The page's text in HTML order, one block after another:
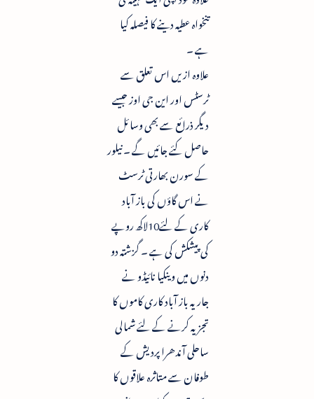
تنخواہ عطیہ دینے کا فیصلہ کیا
ہے ۔
علاوہ ازیں اس تعلق سے
ٹرسٹس اور این جی اوز جیسے
دیگر ذرائع سے بھی وسائل
حاصل کئے جائیں گے ۔ نیلور
کے سورن بھارتی ٹرسٹ
نے اس گاؤں کی باز آباد
کاری کے لئے10لاکھ روپے
کی پیشکش کی ہے ۔ گزشتہ دو
دنوں میں وینکیا نائیڈو نے
جاریہ باز آباد کاری کاموں کا
تجزیہ کرنے کے لئے شمالی
ساحلی آندھرا پردیش کے
طوفان سے متاثرہ علاقوں کا